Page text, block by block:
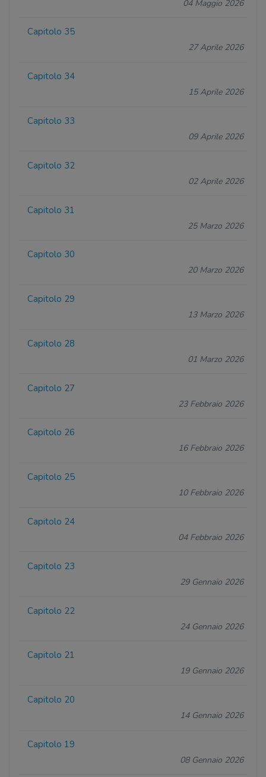
04 Maggio 2026
Capitolo 35
27 Aprile 2026
Capitolo 34
15 Aprile 2026
Capitolo 33
09 Aprile 2026
Capitolo 32
02 Aprile 2026
Capitolo 31
25 Marzo 2026
Capitolo 30
20 Marzo 2026
Capitolo 29
13 Marzo 2026
Capitolo 28
01 Marzo 2026
Capitolo 27
23 Febbraio 2026
Capitolo 26
16 Febbraio 2026
Capitolo 25
10 Febbraio 2026
Capitolo 24
04 Febbraio 2026
Capitolo 23
29 Gennaio 2026
Capitolo 22
24 Gennaio 2026
Capitolo 21
19 Gennaio 2026
Capitolo 20
14 Gennaio 2026
Capitolo 19
08 Gennaio 2026